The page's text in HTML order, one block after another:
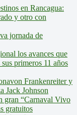
en Rancagua:
y otro con
jornada de
los avances que
primeros 11 años
Frankenreiter y
Jack Johnson
gran “Carnaval Vivo
gratuitos